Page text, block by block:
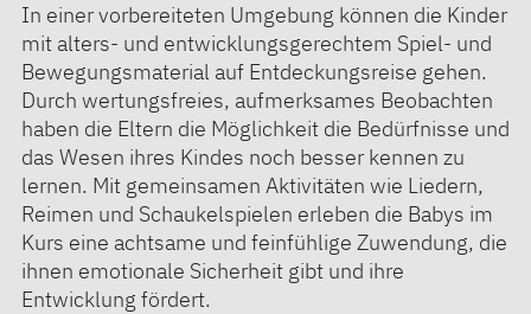
In einer vorbereiteten Umgebung können die Kinder
mit alters- und entwicklungsgerechtem Spiel- und
Bewegungsmaterial auf Entdeckungsreise gehen.
Durch wertungsfreies, aufmerksames Beobachten
haben die Eltern die Möglichkeit die Bedürfnisse und
das Wesen ihres Kindes noch besser kennen zu
lernen. Mit gemeinsamen Aktivitäten wie Liedern,
Reimen und Schaukelspielen erleben die Babys im
Kurs eine achtsame und feinfühlige Zuwendung, die
ihnen emotionale Sicherheit gibt und ihre
Entwicklung fördert.